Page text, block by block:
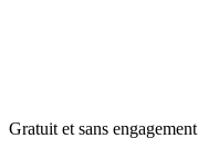
Gratuit et sans engagement